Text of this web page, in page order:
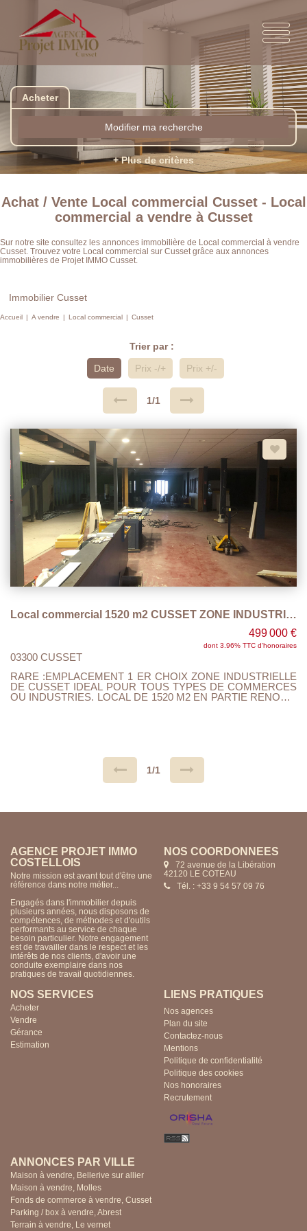
Acheter
Modifier ma recherche
+ Plus de critères
Achat / Vente Local commercial Cusset - Local
commercial a vendre à Cusset
Sur notre site consultez les annonces immobilière de Local commercial à vendre
Cusset. Trouvez votre Local commercial sur Cusset grâce aux annonces
immobilières de Projet IMMO Cusset.
Immobilier Cusset
Accueil A vendre Local commercial Cusset
Trier par :
Date
Prix -/+ Prix +/-
1/1
Local commercial 1520 m2 CUSSET ZONE INDUSTRIELLE
499 000 €
dont 3.96% TTC d'honoraires
03300 CUSSET
RARE :EMPLACEMENT 1 ER CHOIX ZONE INDUSTRIELLE
DE CUSSET IDEAL POUR TOUS TYPES DE COMMERCES
OU INDUSTRIES. LOCAL DE 1520 M2 EN PARTIE RENOVE,
PLAFONDS, ELECTRICITE,PEINTURE ) A VISITER
1/1
AGENCE PROJET IMMO
COSTELLOIS
Notre mission est avant tout d'être une
référence dans notre métier...
Engagés dans l'immobilier depuis
plusieurs années, nous disposons de
compétences, de méthodes et d'outils
performants au service de chaque
besoin particulier. Notre engagement
est de travailler dans le respect et les
intérêts de nos clients, d'avoir une
conduite exemplaire dans nos
pratiques de travail quotidiennes.
NOS COORDONNÉES
72 avenue de la Libération
42120 LE COTEAU
Tél. : +33 9 54 57 09 76
NOS SERVICES
Acheter
Vendre
Gérance
Estimation
LIENS PRATIQUES
Nos agences
Plan du site
Contactez-nous
Mentions
Politique de confidentialité
Politique des cookies
Nos honoraires
Recrutement
ANNONCES PAR VILLE
Maison à vendre, Bellerive sur allier
Maison à vendre, Molles
Fonds de commerce à vendre, Cusset
Parking / box à vendre, Abrest
Terrain à vendre, Le vernet